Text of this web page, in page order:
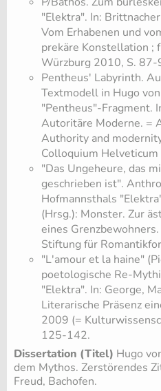
"Elektra". In:
Vom Erhabenen und
prekäre Konstellation ;
Würzburg 2010, S. 87-
​Pentheus' Labyrinth.
Textmodell in Hugo
"Pentheus"-Fragment.
Autoritäre Moderne. =
Authority and
Colloquium
​"Das Ungeheure, das
geschrieben ist".
Hofmannsthals
(Hrsg.): Monster. Zur
eines
Stiftung für
​"L'amour et la haine"
poetologische Re-
"Elektra". In: George,
Literarische Präsenz
2009 (=
125-142.
Dissertation (Titel) Hugo
dem Mythos. Zerstörendes
Freud, Bachofen.